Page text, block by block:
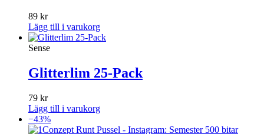
89 kr
Lägg till i varukorg
Sense
Glitterlim 25-Pack
79 kr
Lägg till i varukorg
−43%